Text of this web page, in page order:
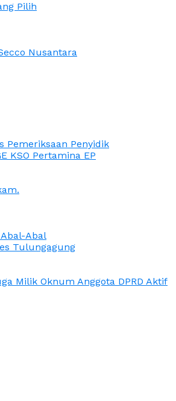
Pilih
Nusantara
Pemeriksaan Penyidik
KSO Pertamina EP
Abal
Tulungagung
Milik Oknum Anggota DPRD Aktif